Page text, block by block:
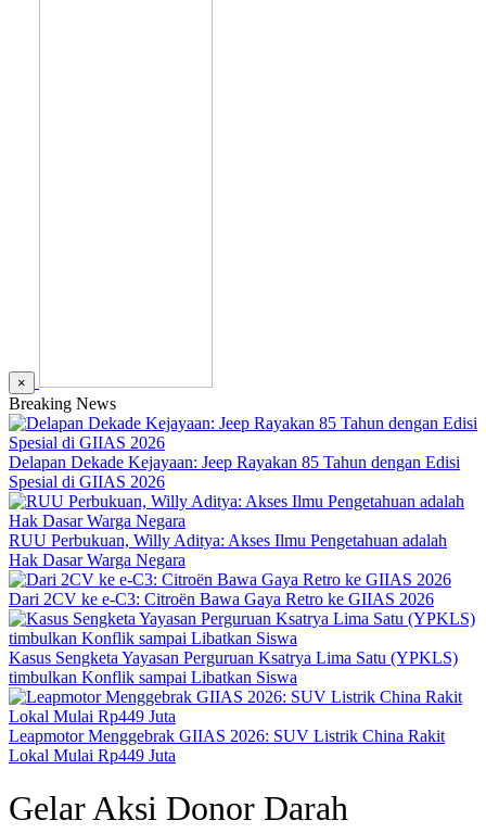
×
Breaking News
Delapan Dekade Kejayaan: Jeep Rayakan 85 Tahun dengan Edisi
Spesial di GIIAS 2026
RUU Perbukuan, Willy Aditya: Akses Ilmu Pengetahuan adalah
Hak Dasar Warga Negara
Dari 2CV ke e-C3: Citroën Bawa Gaya Retro ke GIIAS 2026
Kasus Sengketa Yayasan Perguruan Ksatrya Lima Satu (YPKLS)
timbulkan Konflik sampai Libatkan Siswa
Leapmotor Menggebrak GIIAS 2026: SUV Listrik China Rakit
Lokal Mulai Rp449 Juta
Gelar Aksi Donor Darah